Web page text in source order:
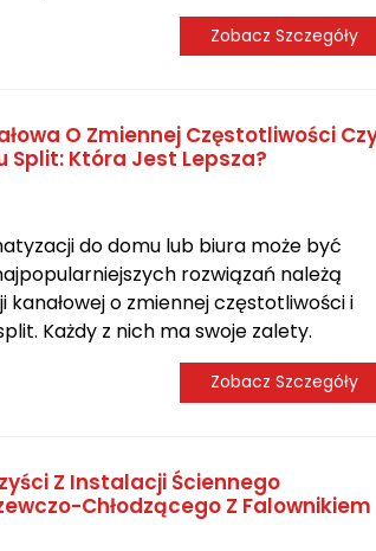
Zobacz Szczegóły
O Zmiennej Częstotliwości
Split: Która Jest Lepsza?
do domu lub biura może być
rozwiązań należą
o zmiennej częstotliwości i
Każdy z nich ma swoje zalety.
Zobacz Szczegóły
Z Instalacji Ściennego
Chłodzącego Z Falownikiem